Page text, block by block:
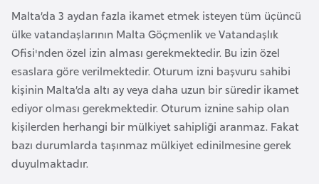
Malta’da 3 aydan fazla ikamet etmek isteyen tüm üçüncü
ülke vatandaşlarının Malta Göçmenlik ve Vatandaşlık
Ofisi'nden özel izin alması gerekmektedir. Bu izin özel
esaslara göre verilmektedir. Oturum izni başvuru sahibi
kişinin Malta’da altı ay veya daha uzun bir süredir ikamet
ediyor olması gerekmektedir. Oturum iznine sahip olan
kişilerden herhangi bir mülkiyet sahipliği aranmaz. Fakat
bazı durumlarda taşınmaz mülkiyet edinilmesine gerek
duyulmaktadır.
t
n
B
u
r